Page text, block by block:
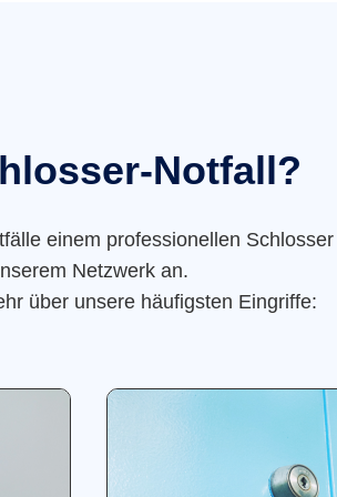
Notfall?
einem professionellen
Netzwerk an.
über unsere häufigsten Eingriffe: